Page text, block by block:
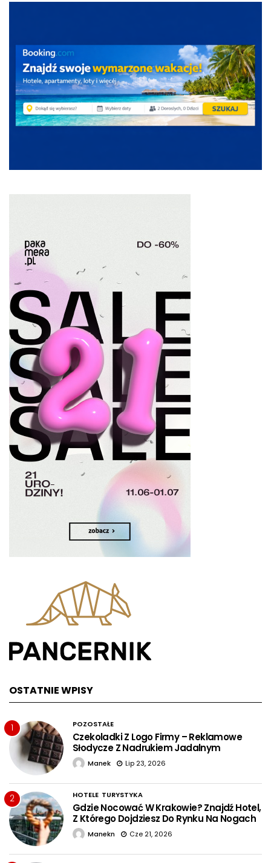
OSTATNIE WPISY
1 POZOSTAŁE
Czekoladki Z Logo Firmy – Reklamowe
Słodycze Z Nadrukiem Jadalnym
Manek Lip 23, 2026
2 HOTELE TURYSTYKA
Gdzie Nocować W Krakowie? Znajdź Hotel,
Z Którego Dojdziesz Do Rynku Na Nogach
Manekn Cze 21, 2026